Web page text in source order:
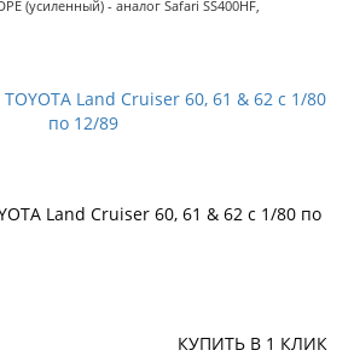
(усиленный) - аналог Safari SS400HF,
Land Cruiser 60, 61 & 62 с 1/80 по
КУПИТЬ В 1 КЛИК